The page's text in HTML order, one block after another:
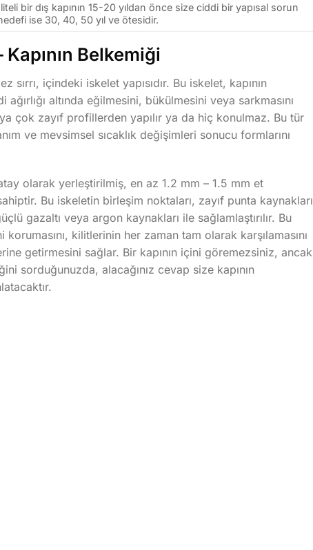
bir dış kapının 15-20 yıldan önce size ciddi bir yapısal sorun
ise 30, 40, 50 yıl ve ötesidir.
Belkemiği
sırrı, içindeki iskelet yapısıdır. Bu iskelet, kapının
altında eğilmesini, bükülmesini veya sarkmasını
çok zayıf profillerden yapılır ya da hiç konulmaz. Bu tür
ve mevsimsel sıcaklık değişimleri sonucu formlarını
olarak yerleştirilmiş, en az 1.2 mm – 1.5 mm et
Bu iskeletin birleşim noktaları, zayıf punta kaynakları
gazaltı veya argon kaynakları ile sağlamlaştırılır. Bu
kilitlerinin her zaman tam olarak karşılamasını
getirmesini sağlar. Bir kapının içini göremezsiniz, ancak
sorduğunuzda, alacağınız cevap size kapının